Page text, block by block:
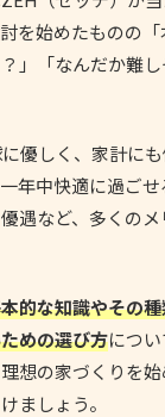
を始めたものの
」「なんだか難
優しく、家計に
年中快適に過ご
遇など、多くの
的な知識やその
めの選び方につ
想の家づくりを
ましょう。